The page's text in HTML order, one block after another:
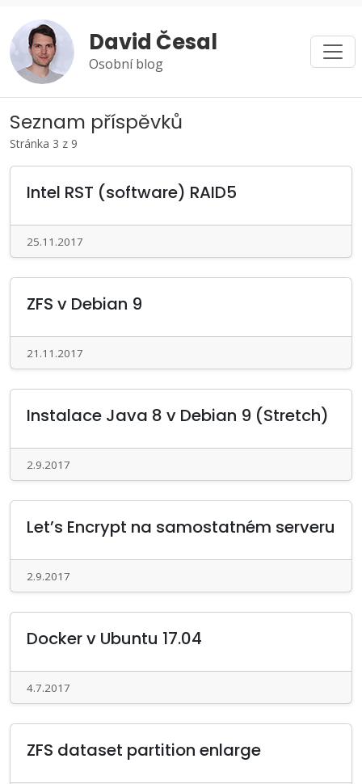
David Česal
Osobní blog
Seznam příspěvků
Stránka 3 z 9
Intel RST (software) RAID5
25.11.2017
ZFS v Debian 9
21.11.2017
Instalace Java 8 v Debian 9 (Stretch)
2.9.2017
Let’s Encrypt na samostatném serveru
2.9.2017
Docker v Ubuntu 17.04
4.7.2017
ZFS dataset partition enlarge